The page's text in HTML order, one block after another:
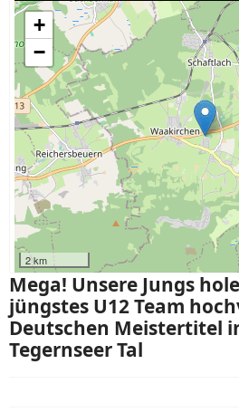
+
−
2 km
Mega! Unsere Jungs
jüngstes U12 Team
Deutschen Meistertitel
Tegernseer Tal